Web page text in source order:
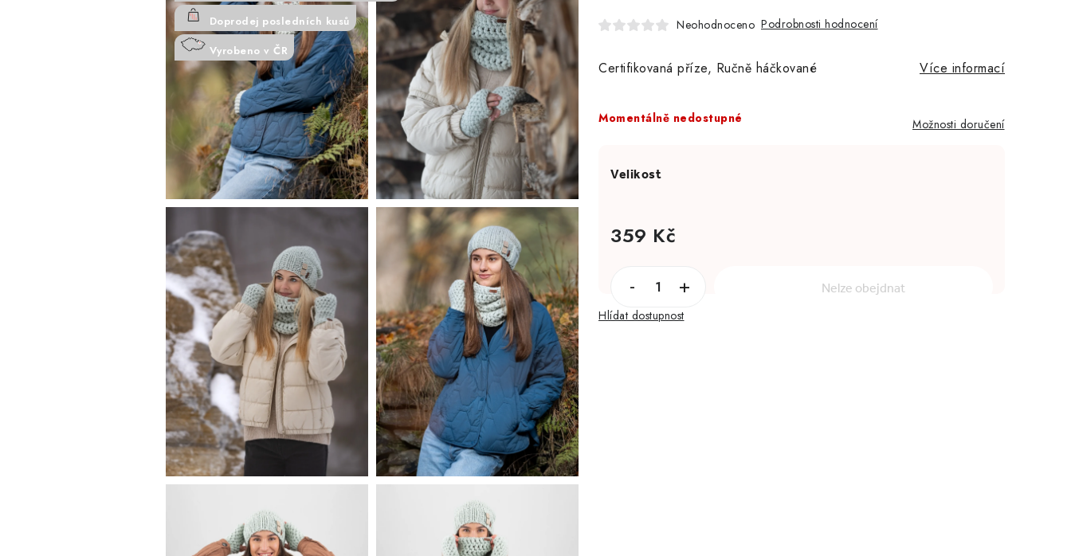
Neohodnoceno Podrobnosti hodnocení
Certifikovaná příze, Ručně háčkované Více informací
Momentálně nedostupné Možnosti doručení
359 Kč
Nelze obejdnat
Hlídat
Doprodej posledních kusů
Vyrobeno v ČR